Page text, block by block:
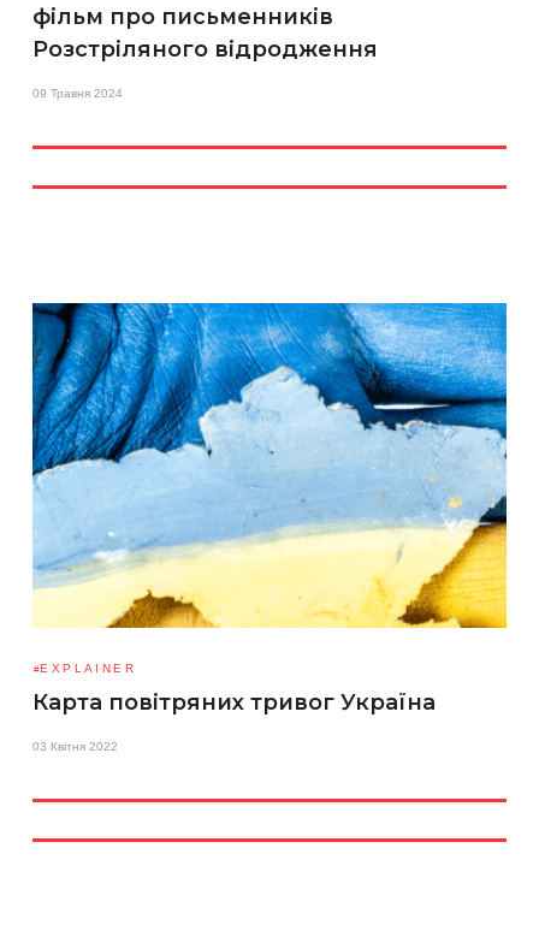
фільм про письменників
Розстріляного відродження
09 Травня 2024
EXPLAINER
Карта повітряних тривог Україна
03 Квітня 2022